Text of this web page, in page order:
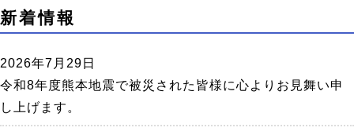
こ
こ
ら
新着情報
2026年7月29日
令和8年度熊本地震で被災された皆様に心よりお見舞い申
し上げます。